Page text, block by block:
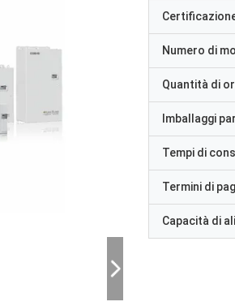
Numero di
Quantità di
Imballaggi
Tempi di
Termini di
Capacità di